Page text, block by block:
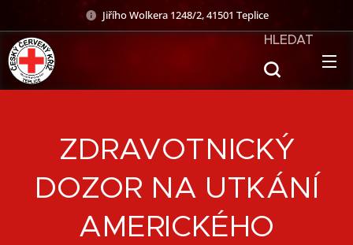
Jiřího Wolkera 1248/2, 41501 Teplice
HLEDAT
ZDRAVOTNICKÝ
DOZOR NA UTKÁNÍ
AMERICKÉHO